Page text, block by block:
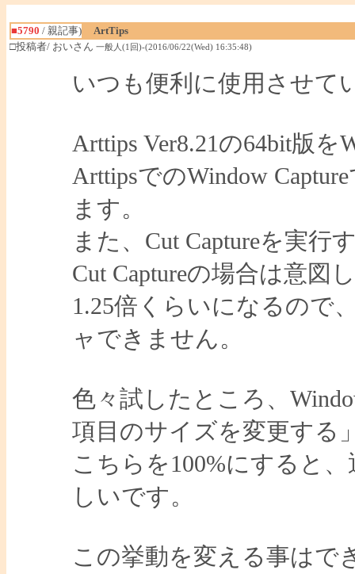
■5790 / 親記事)
ArtTips
□投稿者/ おいさん 一般人(1回)-(2016/06/22(Wed) 16:35:48)
いつも便利に使用させて
Arttips Ver8.21の64bit版
ArttipsでのWindow
ます。
また、Cut Captureを実行
Cut Captureの場合は意
1.25倍くらいになるので
ャできません。
色々試したところ、
項目のサイズを変更する
こちらを100%にすると
しいです。
この挙動を変える事はで